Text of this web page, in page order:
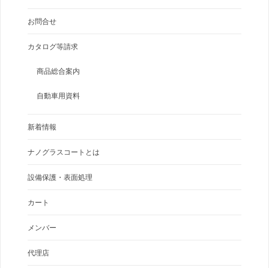
お問合せ
カタログ等請求
商品総合案内
自動車用資料
新着情報
ナノグラスコートとは
設備保護・表面処理
カート
メンバー
代理店